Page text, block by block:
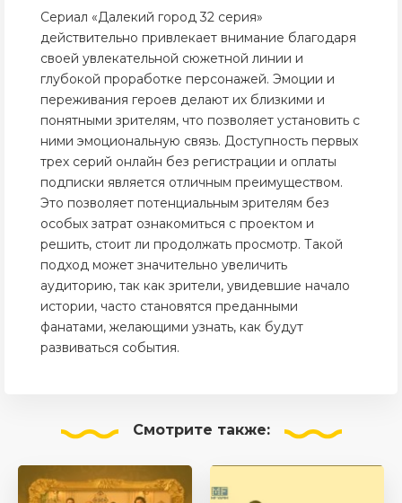
Сериал «Далекий город 32 серия»
действительно привлекает внимание благодаря
своей увлекательной сюжетной линии и
глубокой проработке персонажей. Эмоции и
переживания героев делают их близкими и
понятными зрителям, что позволяет установить с
ними эмоциональную связь. Доступность первых
трех серий онлайн без регистрации и оплаты
подписки является отличным преимуществом.
Это позволяет потенциальным зрителям без
особых затрат ознакомиться с проектом и
решить, стоит ли продолжать просмотр. Такой
подход может значительно увеличить
аудиторию, так как зрители, увидевшие начало
истории, часто становятся преданными
фанатами, желающими узнать, как будут
развиваться события.
Смотрите также: